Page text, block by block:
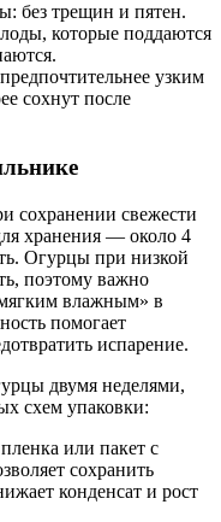
без трещин и пятен.
которые поддаются
узким
сохнут после
сохранении свежести
хранения — около 4
Огурцы при низкой
поэтому важно
влажным» в
помогает
испарение.
двумя неделями,
схем упаковки:
или пакет с
сохранить
конденсат и рост